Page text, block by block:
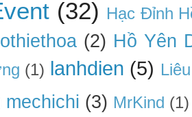
(32) Hạc Đỉnh
(2) Hồ Yên
(1) lanhdien (5)
mechichi (3) MrKind (1)